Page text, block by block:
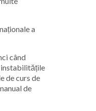
a
când
instabilitățile
de curs de
de